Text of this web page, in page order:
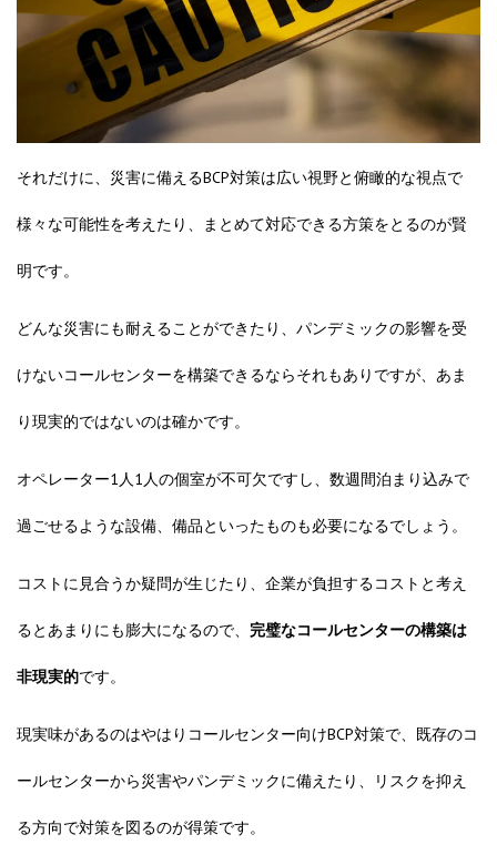
それだけに、災害に備えるBCP対策は広い視野と俯瞰的な視点で
様々な可能性を考えたり、まとめて対応できる方策をとるのが賢
明です。
どんな災害にも耐えることができたり、パンデミックの影響を受
けないコールセンターを構築できるならそれもありですが、あま
り現実的ではないのは確かです。
オペレーター1人1人の個室が不可欠ですし、数週間泊まり込みで
過ごせるような設備、備品といったものも必要になるでしょう。
コストに見合うか疑問が生じたり、企業が負担するコストと考え
るとあまりにも膨大になるので、 完璧なコールセンターの構築は
非現実的です。
現実味があるのはやはりコールセンター向けBCP対策で、既存のコ
ールセンターから災害やパンデミックに備えたり、リスクを抑え
る方向で対策を図るのが得策です。